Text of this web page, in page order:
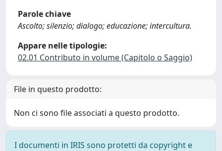
Parole chiave
Ascolto; silenzio; dialogo; educazione; intercultura.
Appare nelle tipologie:
02.01 Contributo in volume (Capitolo o Saggio)
File in questo prodotto:
Non ci sono file associati a questo prodotto.
I documenti in IRIS sono protetti da copyright e